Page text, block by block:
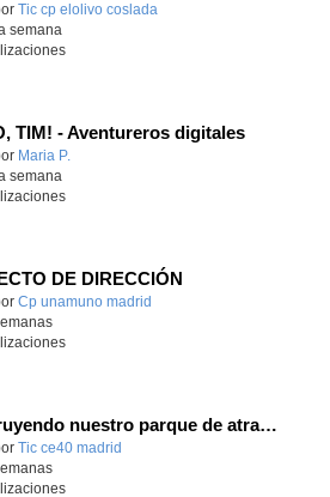
Tic cp elolivo coslada
semana
TIM! - Aventureros digitales
educativo.
Maria P.
semana
DE DIRECCIÓN
educativo.
Cp unamuno madrid
Construyendo nuestro parque de atracciones
Tic ce40 madrid